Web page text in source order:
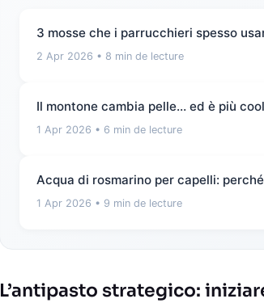
3 mosse che i parrucchieri spesso
2 Apr 2026 • 8 min de lecture
Il montone cambia pelle… ed è più
1 Apr 2026 • 6 min de lecture
Acqua di rosmarino per capelli:
1 Apr 2026 • 9 min de lecture
L’antipasto strategico: